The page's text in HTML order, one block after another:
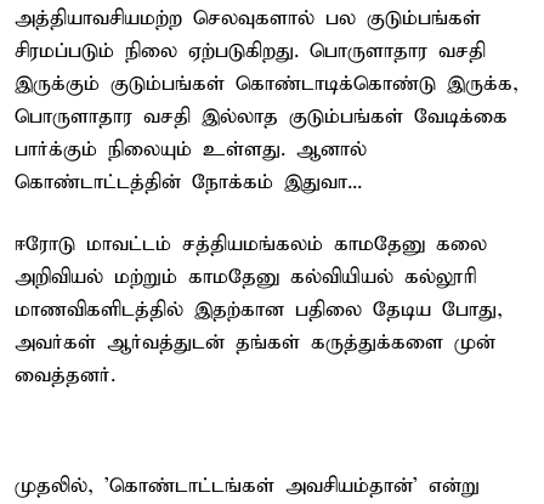
அத்தியாவசியமற்ற செலவுகளால் பல குடும்பங்கள்
சிரமப்படும் நிலை ஏற்படுகிறது. பொருளாதார வசதி
இருக்கும் குடும்பங்கள் கொண்டாடிக்கொண்டு இருக்க,
பொருளாதார வசதி இல்லாத குடும்பங்கள் வேடிக்கை
பார்க்கும் நிலையும் உள்ளது. ஆனால்
கொண்டாட்டத்தின் நோக்கம் இதுவா...
ஈரோடு மாவட்டம் சத்தியமங்கலம் காமதேனு கலை
அறிவியல் மற்றும் காமதேனு கல்வியியல் கல்லூரி
மாணவிகளிடத்தில் இதற்கான பதிலை தேடிய போது,
அவர்கள் ஆர்வத்துடன் தங்கள் கருத்துக்களை முன்
வைத்தனர்.
முதலில், 'கொண்டாட்டங்கள் அவசியம்தான்' என்று